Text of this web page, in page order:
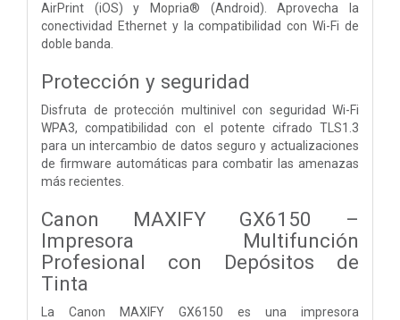
AirPrint (iOS) y Mopria® (Android). Aprovecha la
conectividad Ethernet y la compatibilidad con Wi-Fi de
doble banda.
Protección y seguridad
Disfruta de protección multinivel con seguridad Wi-Fi
WPA3, compatibilidad con el potente cifrado TLS1.3
para un intercambio de datos seguro y actualizaciones
de firmware automáticas para combatir las amenazas
más recientes.
Canon MAXIFY GX6150 –
Impresora Multifunción
Profesional con Depósitos de
Tinta
La Canon MAXIFY GX6150 es una impresora